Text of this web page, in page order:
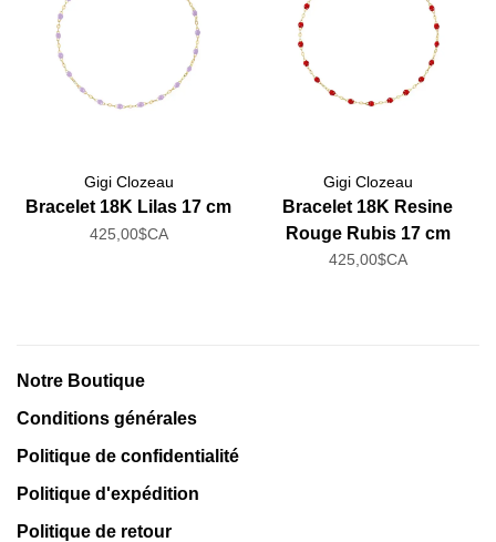
Gigi Clozeau
Bracelet 18K Lilas 17 cm
425,00$CA
Gigi Clozeau
Bracelet 18K Resine
Rouge Rubis 17 cm
425,00$CA
Notre Boutique
Conditions générales
Politique de confidentialité
Politique d'expédition
Politique de retour